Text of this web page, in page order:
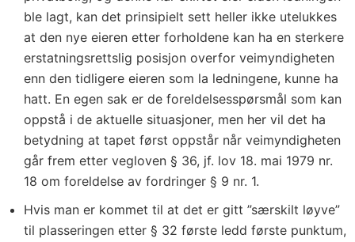
ble lagt, kan det prinsipielt sett heller ikke utelukkes
at den nye eieren etter forholdene kan ha en sterkere
erstatningsrettslig posisjon overfor veimyndigheten
enn den tidligere eieren som la ledningene, kunne ha
hatt. En egen sak er de foreldelsesspørsmål som kan
oppstå i de aktuelle situasjoner, men her vil det ha
betydning at tapet først oppstår når veimyndigheten
går frem etter vegloven § 36, jf. lov 18. mai 1979 nr.
18 om foreldelse av fordringer § 9 nr. 1.
Hvis man er kommet til at det er gitt ”særskilt løyve”
til plasseringen etter § 32 første ledd første punktum,